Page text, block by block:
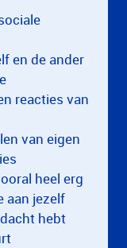
en de ander
reacties van
van eigen
heel erg
aan jezelf
hebt